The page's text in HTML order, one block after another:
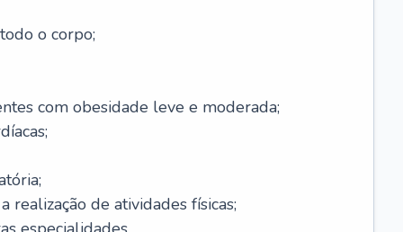
o corpo;
com obesidade leve e moderada;
realização de atividades físicas;